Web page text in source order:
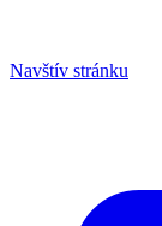
Navštív stránku